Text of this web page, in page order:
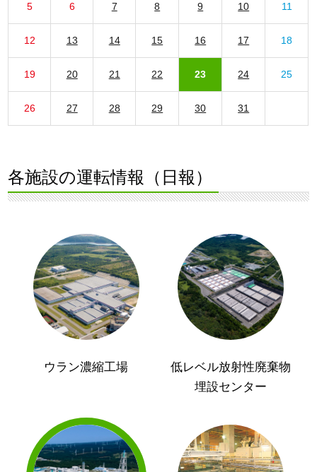
5 6 7 8 9 10 11
12 13 14 15 16 17 18
19 20 21 22 23 24 25
26 27 28 29 30 31
各施設の運転情報（日報）
ウラン濃縮工場
低レベル放射性廃棄物
埋設センター